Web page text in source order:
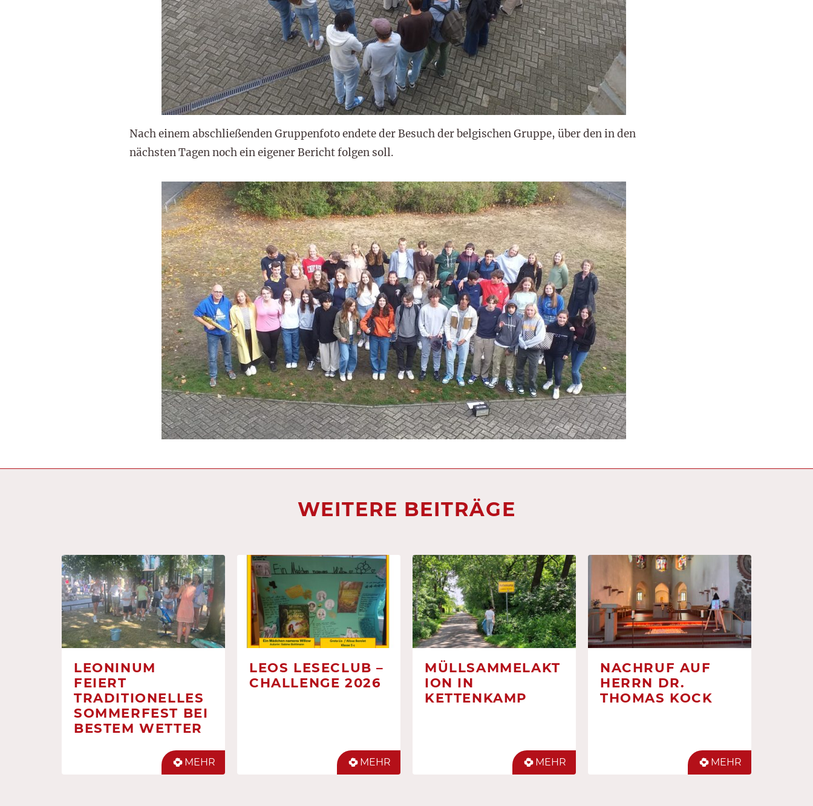
Nach einem abschließenden Gruppenfoto endete der Besuch der belgischen Gruppe, über den in den
nächsten Tagen noch ein eigener Bericht folgen soll.
WEITERE BEITRÄGE
LEONINUM
FEIERT
TRADITIONELLES
SOMMERFEST BEI
BESTEM WETTER
MEHR
LEOS LESECLUB –
CHALLENGE 2026
MEHR
MÜLLSAMMELAKT
ION IN
KETTENKAMP
MEHR
NACHRUF AUF
HERRN DR.
THOMAS KOCK
MEHR